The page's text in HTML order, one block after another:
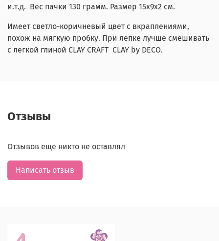
и.т.д. Вес пачки 130 грамм. Размер 15х9х2 см.
Имеет светло-коричневый цвет с вкраплениями,
похож на мягкую пробку. При лепке лучше смешивать
с легкой глиной CLAY CRAFT CLAY by DECO.
Отзывы
Отзывов еще никто не оставлял
Написать отзыв